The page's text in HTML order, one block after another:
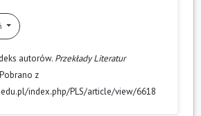
autorów. Przekłady Literatur
z
index.php/PLS/article/view/6618